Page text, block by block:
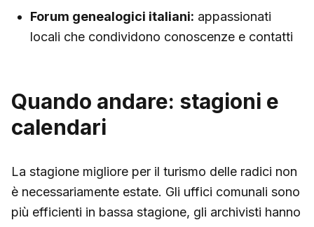
Forum genealogici italiani: appassionati
locali che condividono conoscenze e contatti
Quando andare: stagioni e
calendari
La stagione migliore per il turismo delle radici non
è necessariamente estate. Gli uffici comunali sono
più efficienti in bassa stagione, gli archivisti hanno